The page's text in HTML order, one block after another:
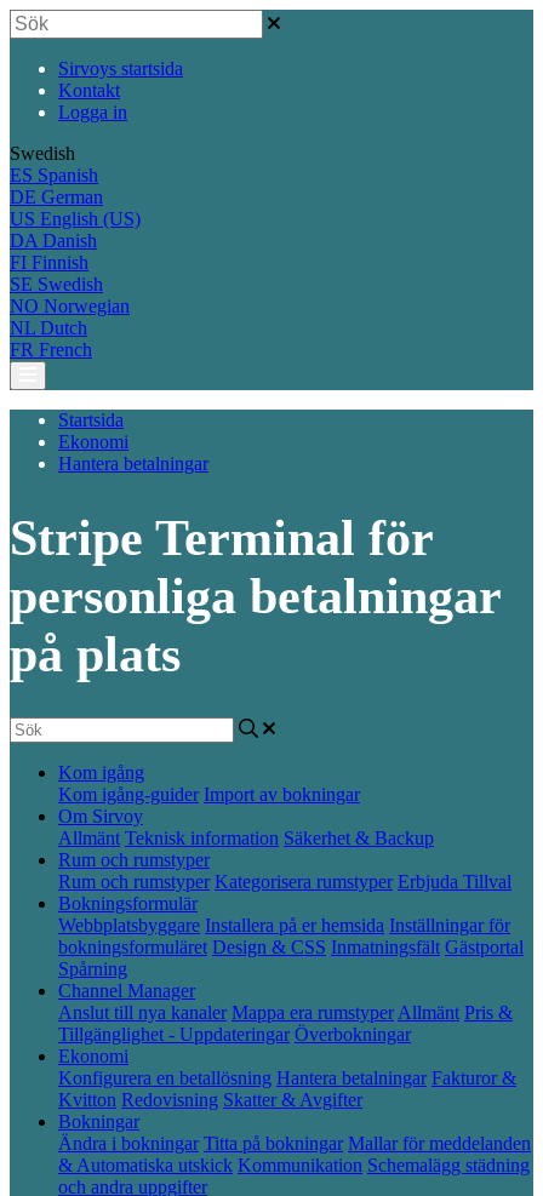
Sirvoys startsida
Kontakt
Logga in
Swedish
ES Spanish
DE German
US English (US)
DA Danish
FI Finnish
SE Swedish
NO Norwegian
NL Dutch
FR French
Startsida
Ekonomi
Hantera betalningar
Stripe Terminal för
personliga betalningar
på plats
Kom igång
Kom igång-guider Import av bokningar
Om Sirvoy
Allmänt Teknisk information Säkerhet & Backup
Rum och rumstyper
Rum och rumstyper Kategorisera rumstyper Erbjuda Tillval
Bokningsformulär
Webbplatsbyggare Installera på er hemsida Inställningar för
bokningsformuläret Design & CSS Inmatningsfält Gästportal
Spårning
Channel Manager
Anslut till nya kanaler Mappa era rumstyper Allmänt Pris &
Tillgänglighet - Uppdateringar Överbokningar
Ekonomi
Konfigurera en betallösning Hantera betalningar Fakturor &
Kvitton Redovisning Skatter & Avgifter
Bokningar
Ändra i bokningar Titta på bokningar Mallar för meddelanden
& Automatiska utskick Kommunikation Schemalägg städning
och andra uppgifter